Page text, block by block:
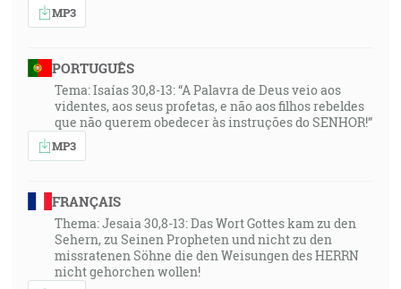
MP3
PORTUGUÊS
Tema: Isaías 30,8-13: “A Palavra de Deus veio aos
videntes, aos seus profetas, e não aos filhos rebeldes
que não querem obedecer às instruções do SENHOR!”
MP3
FRANÇAIS
Thema: Jesaia 30,8-13: Das Wort Gottes kam zu den
Sehern, zu Seinen Propheten und nicht zu den
missratenen Söhne die den Weisungen des HERRN
nicht gehorchen wollen!